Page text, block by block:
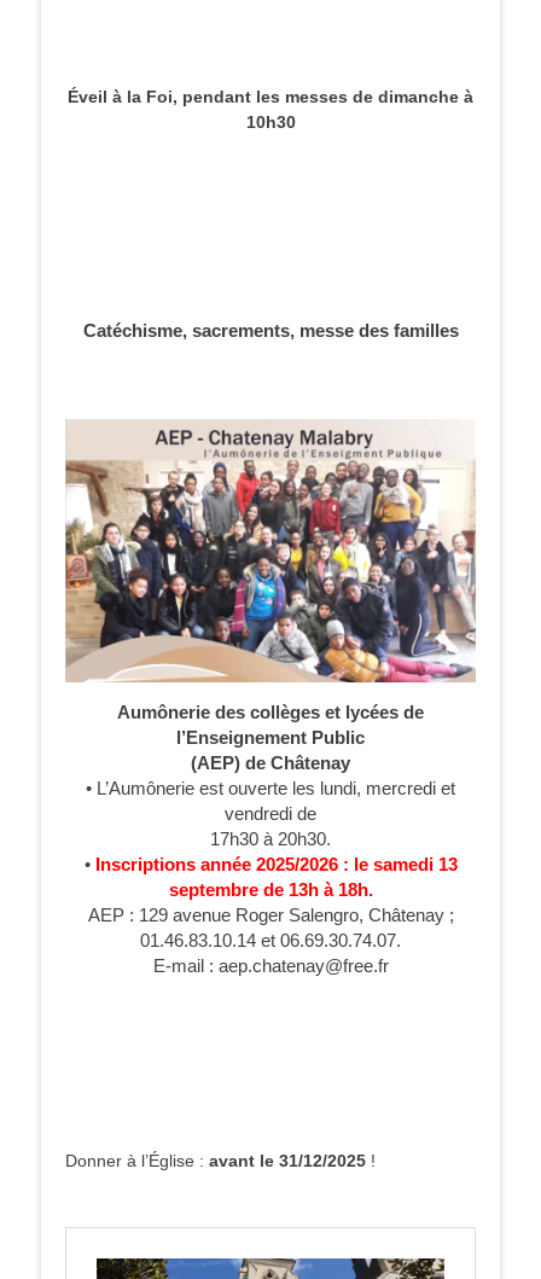
Éveil à la Foi, pendant les messes de dimanche à
10h30
Catéchisme, sacrements, messe des familles
Aumônerie des collèges et lycées de
l’Enseignement Public
(AEP) de Châtenay
• L’Aumônerie est ouverte les lundi, mercredi et
vendredi de
17h30 à 20h30.
• Inscriptions année 2025/2026 : le samedi 13
septembre de 13h à 18h.
AEP : 129 avenue Roger Salengro, Châtenay ;
01.46.83.10.14 et 06.69.30.74.07.
E-mail : aep.chatenay@free.fr
Donner à l’Église : avant le 31/12/2025 !